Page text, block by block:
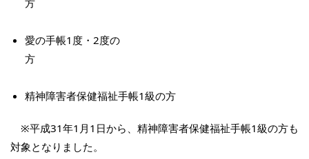
方
愛の手帳1度・2度の
方
精神障害者保健福祉手帳1級の方
※平成31年1月1日から、精神障害者保健福祉手帳1級の方も
対象となりました。